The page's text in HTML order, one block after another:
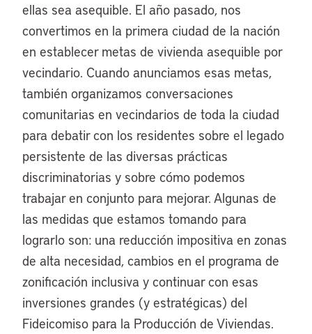
ellas sea asequible. El año pasado, nos
convertimos en la primera ciudad de la nación
en establecer metas de vivienda asequible por
vecindario. Cuando anunciamos esas metas,
también organizamos conversaciones
comunitarias en vecindarios de toda la ciudad
para debatir con los residentes sobre el legado
persistente de las diversas prácticas
discriminatorias y sobre cómo podemos
trabajar en conjunto para mejorar. Algunas de
las medidas que estamos tomando para
lograrlo son: una reducción impositiva en zonas
de alta necesidad, cambios en el programa de
zonificación inclusiva y continuar con esas
inversiones grandes (y estratégicas) del
Fideicomiso para la Producción de Viviendas.